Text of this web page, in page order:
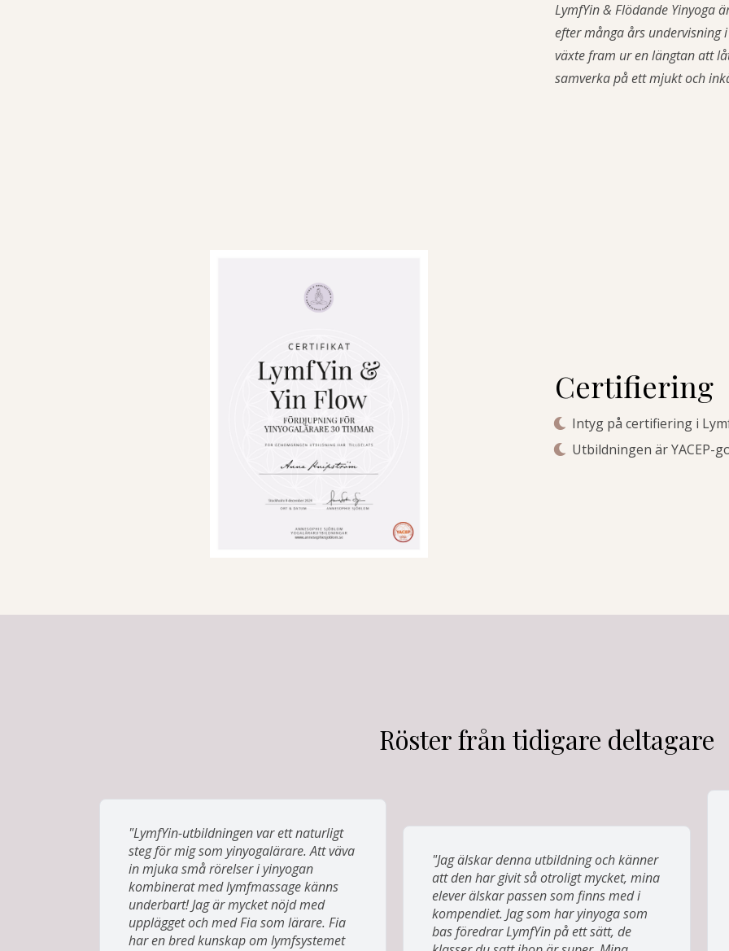
LymfYin & Flödande Yinyoga
efter många års undervisning
växte fram ur en längtan att
samverka på ett mjukt och
Certifiering
Intyg på certifiering i
Utbildningen är YACEP-
Röster från tidigare deltagare
"LymfYin-utbildningen var ett naturligt
steg för mig som yinyogalärare. Att väva
in mjuka små rörelser i yinyogan
kombinerat med lymfmassage känns
underbart! Jag är mycket nöjd med
upplägget och med Fia som lärare. Fia
har en bred kunskap om lymfsystemet
"Jag älskar denna utbildning och känner
att den har givit så otroligt mycket, mina
elever älskar passen som finns med i
kompendiet. Jag som har yinyoga som
bas föredrar LymfYin på ett sätt, de